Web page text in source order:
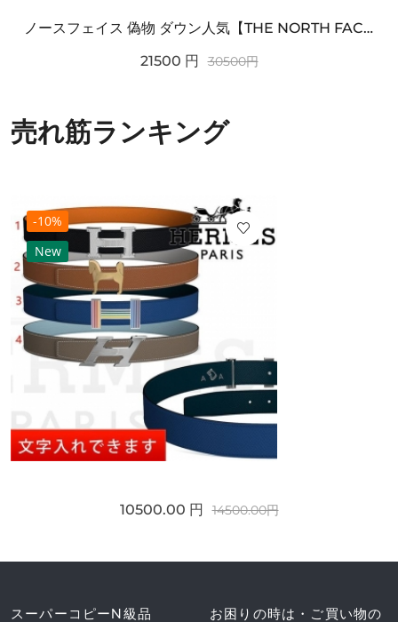
ノースフェイス 偽物 ダウン人気【THE NORTH FACE】M'S 7 SUMMIT HIM...
21500 円 30500円
売れ筋ランキング
-10%
New
10500.00 円 14500.00円
スーパーコピーN級品
お困りの時は・ご買い物の